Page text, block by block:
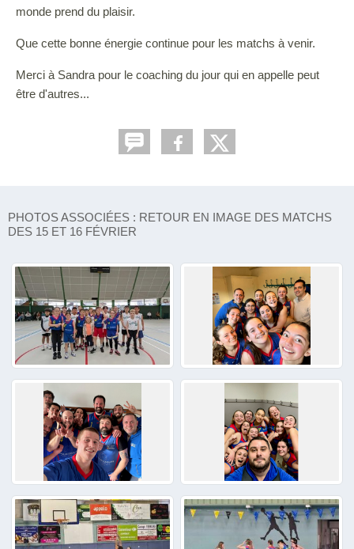
monde prend du plaisir.
Que cette bonne énergie continue pour les matchs à venir.
Merci à Sandra pour le coaching du jour qui en appelle peut
être d'autres...
PHOTOS ASSOCIÉES : RETOUR EN IMAGE DES MATCHS
DES 15 ET 16 FÉVRIER